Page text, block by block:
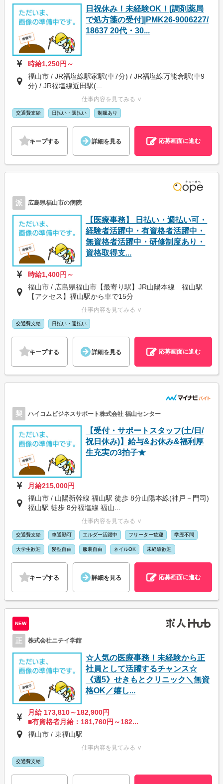
日祝休み！未経験OK！[調剤薬局
で処方箋の受付]|PMK26-9006227/
18637 20代・30...
時給1,250円～
福山市 / JR福塩線駅家駅(車7分) / JR福塩線万能倉駅(車9
分) / JR福塩線近田駅(...
仕事内容を見てみる ∨
交通費支給 日払い・週払い 制服あり
キープする 詳細を見る 応募画面に進む
派 広島県福山市の病院
【医療事務】 日払い・週払い可・
経験者活躍中・有資格者活躍中・
無資格者活躍中・研修制度あり・
資格取得支...
時給1,400円～
福山市 / 広島県福山市【最寄り駅】JR山陽本線 福山駅
【アクセス】福山駅から車で15分
仕事内容を見てみる ∨
交通費支給 日払い・週払い
キープする 詳細を見る 応募画面に進む
契 ハイコムビジネスサポート株式会社 福山センター
【受付・サポートスタッフ(土/日/
祝日休み)】給与&お休み&福利厚
生充実の3拍子★
月給215,000円
福山市 / 山陽新幹線 福山駅 徒歩 8分山陽本線(神戸－門司)
福山駅 徒歩 8分福塩線 福山...
仕事内容を見てみる ∨
交通費支給 車通勤可 エルダー活躍中 フリーター歓迎 学歴不問
大学生歓迎 髪型自由 服装自由 ネイルOK 未経験歓迎
キープする 詳細を見る 応募画面に進む
NEW
正 株式会社ニチイ学館
☆人気の医療事務！未経験から正
社員として活躍するチャンス☆
《週5》せきもとクリニック＼無資
格OK／嬉し...
月給 173,810～182,900円
■有資格者月給：181,760円～182...
福山市 / 東福山駅
仕事内容を見てみる ∨
交通費支給